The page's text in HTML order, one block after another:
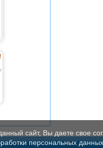
сайт, Вы даете свое
персональных